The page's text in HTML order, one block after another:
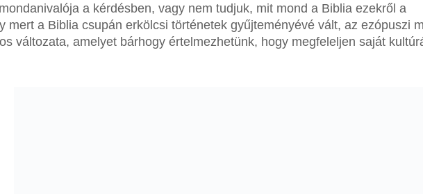
a kérdésben, vagy nem tudjuk, mit mond a Biblia ezekről a
mert a Biblia csupán erkölcsi történetek gyűjteményévé vált, az ezópuszi
változata, amelyet bárhogy értelmezhetünk, hogy megfeleljen saját